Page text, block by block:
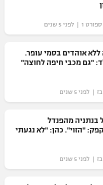
לפני 5 שנים
ללא אוהדים בסמי עופר.
"גם מכבי חיפה לחוצה"
לפני 5 שנים
בנתניה מהפנדל
"הזוי". כהן: "לא נגעתי
לפני 5 שנים